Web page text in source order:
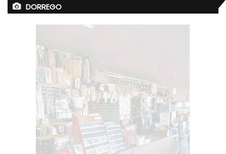
DORREGO